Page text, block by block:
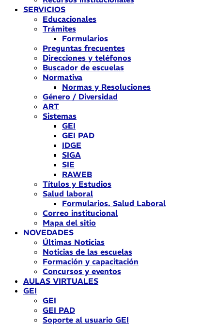
SERVICIOS
Educacionales
Trámites
Formularios
Preguntas frecuentes
Direcciones y teléfonos
Buscador de escuelas
Normativa
Normas y Resoluciones
Género / Diversidad
ART
Sistemas
GEI
GEI PAD
IDGE
SIGA
SIE
RAWEB
Títulos y Estudios
Salud laboral
Formularios. Salud Laboral
Correo institucional
Mapa del sitio
NOVEDADES
Últimas Noticias
Noticias de las escuelas
Formación y capacitación
Concursos y eventos
AULAS VIRTUALES
GEI
GEI
GEI PAD
Soporte al usuario GEI